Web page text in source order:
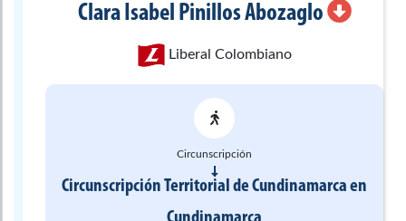
Clara Isabel Pinillos Abozaglo
Liberal Colombiano
Circunscripción
Circunscripción Territorial de Cundinamarcaen